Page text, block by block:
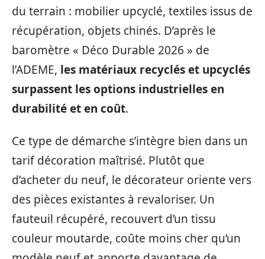
du terrain : mobilier upcyclé, textiles issus de
récupération, objets chinés. D’après le
baromètre « Déco Durable 2026 » de
l’ADEME, les matériaux recyclés et upcyclés
surpassent les options industrielles en
durabilité et en coût.
Ce type de démarche s’intègre bien dans un
tarif décoration maîtrisé. Plutôt que
d’acheter du neuf, le décorateur oriente vers
des pièces existantes à revaloriser. Un
fauteuil récupéré, recouvert d’un tissu
couleur moutarde, coûte moins cher qu’un